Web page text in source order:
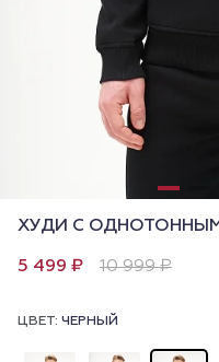
ХУДИ С
5 499 ₽ 10 999 ₽
ЦВЕТ: ЧЕРНЫЙ